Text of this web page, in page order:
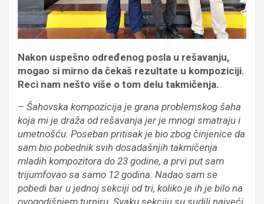
Nakon uspešno određenog posla u rešavanju,
mogao si mirno da čekaš rezultate u kompoziciji.
Reci nam nešto više o tom delu takmičenja.
– Šahovska kompozicija je grana problemskog šaha
koja mi je draža od rešavanja jer je mnogi smatraju i
umetnošću. Poseban pritisak je bio zbog činjenice da
sam bio pobednik svih dosadašnjih takmičenja
mladih kompozitora do 23 godine, a prvi put sam
trijumfovao sa samo 12 godina. Nadao sam se
pobedi bar u jednoj sekciji od tri, koliko je ih je bilo na
ovogodišnjem turniru. Svaku sekciju su sudili najveći